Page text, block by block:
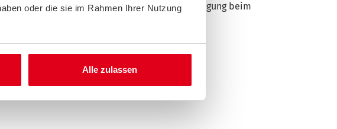
oder die sie im Rahmen Ihrer Nutzung
Alle zulassen
Einkommensstaffelungen, zur Beantragung beim